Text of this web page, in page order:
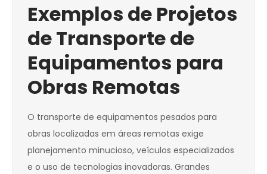
Exemplos de Projetos
de Transporte de
Equipamentos para
Obras Remotas
O transporte de equipamentos pesados para
obras localizadas em áreas remotas exige
planejamento minucioso, veículos especializados
e o uso de tecnologias inovadoras. Grandes